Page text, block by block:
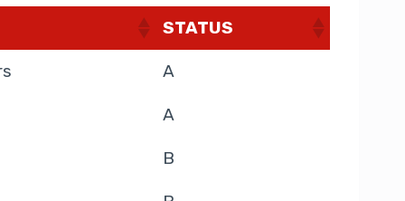
STATUS
A
A
B